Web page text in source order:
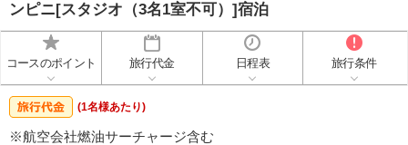
ンピニ[スタジオ（3名1室不可）]宿泊
コースのポイント 旅行代金 日程表 旅行条件
(1名様あたり)
※航空会社燃油サーチャージ含む